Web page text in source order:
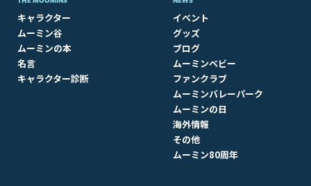
キャラクター
ムーミン谷
ムーミンの本
名言
キャラクター診断
イベント
グッズ
ブログ
ムーミンベビー
ファンクラブ
ムーミンバレーパーク
ムーミンの日
海外情報
その他
ムーミン80周年